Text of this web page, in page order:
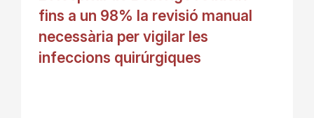
fins a un 98% la revisió manual
necessària per vigilar les
infeccions quirúrgiques